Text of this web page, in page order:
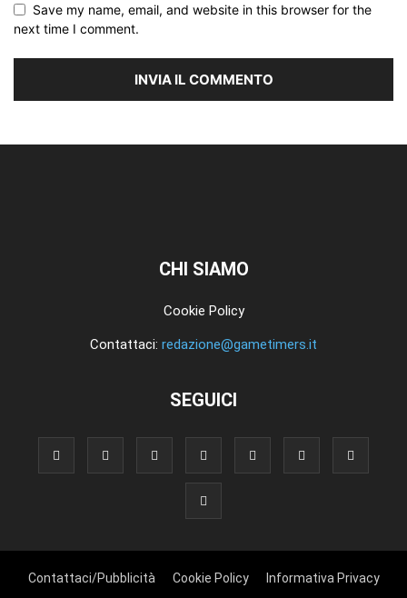
Save my name, email, and website in this browser for the
next time I comment.
CHI SIAMO
Cookie Policy
Contattaci: redazione@gametimers.it
SEGUICI
Contattaci/Pubblicità Cookie Policy Informativa Privacy